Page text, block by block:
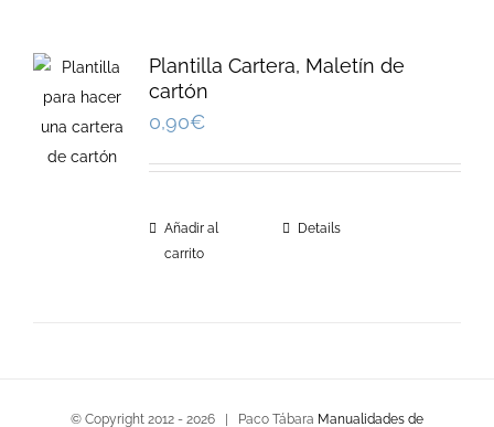
Plantilla Cartera, Maletín de
cartón
0,90€
Añadir al
carrito
Details
© Copyright 2012 - 2026 | Paco Tábara Manualidades de